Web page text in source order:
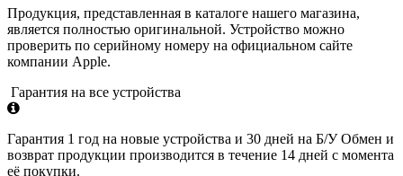
Продукция, представленная в каталоге нашего магазина,
является полностью оригинальной. Устройство можно
проверить по серийному номеру на официальном сайте
компании Apple.
Гарантия на все устройства
Гарантия 1 год на новые устройства и 30 дней на Б/У Обмен и
возврат продукции производится в течение 14 дней с момента
её покупки.